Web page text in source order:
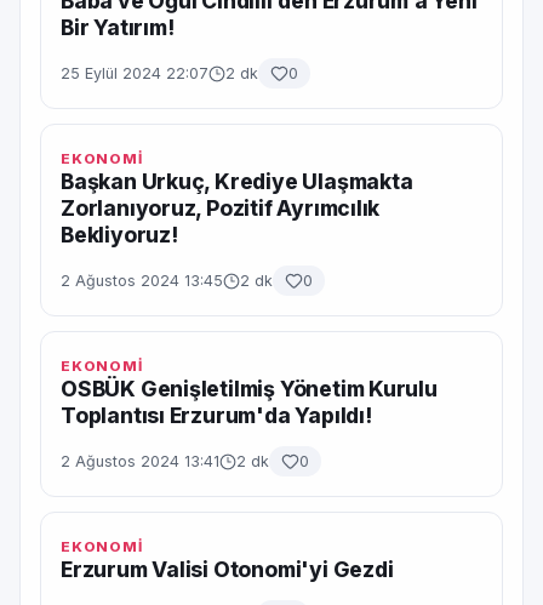
Bir Yatırım!
25 Eylül 2024 22:07 2 dk 0
EKONOMİ
Başkan Urkuç, Krediye Ulaşmakta
Zorlanıyoruz, Pozitif Ayrımcılık
Bekliyoruz!
2 Ağustos 2024 13:45 2 dk 0
EKONOMİ
OSBÜK Genişletilmiş Yönetim Kurulu
Toplantısı Erzurum'da Yapıldı!
2 Ağustos 2024 13:41 2 dk 0
EKONOMİ
Erzurum Valisi Otonomi'yi Gezdi